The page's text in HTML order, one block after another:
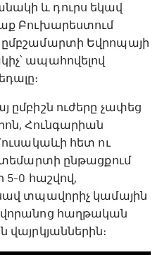
և դուրս եկավ
Բուխարեստում
Եվրոպայի
ապահովելով
ըմբիշն ուժերը չափեց
Հունգարիան
հետ ու
ընթացքում
5-0 հաշվով,
տպավորիչ կամային
հաղթական